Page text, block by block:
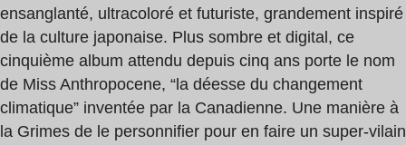
ensanglanté, ultracoloré et futuriste, grandement inspiré
de la culture japonaise. Plus sombre et digital, ce
cinquième album attendu depuis cinq ans porte le nom
de Miss Anthropocene, “la déesse du changement
climatique” inventée par la Canadienne. Une manière à
la Grimes de le personnifier pour en faire un super-vilain